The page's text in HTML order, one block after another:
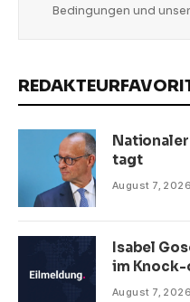
Bedingungen und
tagt
August 7, 2026
Isabel
im
August 7, 2026